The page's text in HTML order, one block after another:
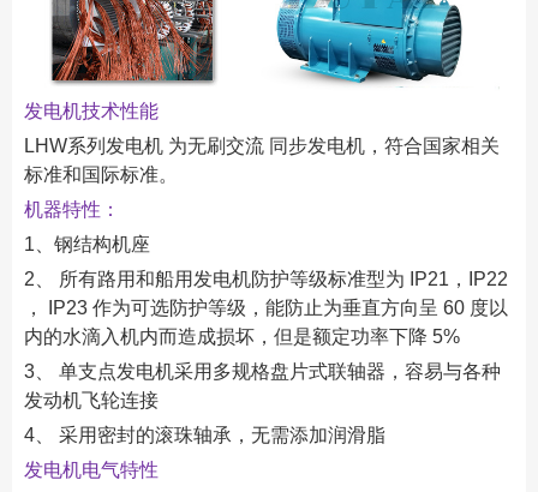
发电机技术性能
LHW系列发电机 为无刷交流 同步发电机，符合国家相关
标准和国际标准。
机器特性：
1、钢结构机座
2、 所有路用和船用发电机防护等级标准型为 IP21，IP22
， IP23 作为可选防护等级，能防止为垂直方向呈 60 度以
内的水滴入机内而造成损坏，但是额定功率下降 5%
3、 单支点发电机采用多规格盘片式联轴器，容易与各种
发动机飞轮连接
4、 采用密封的滚珠轴承，无需添加润滑脂
发电机电气特性